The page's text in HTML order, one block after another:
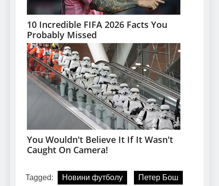
Tagged: Новини футболу Петер Бош